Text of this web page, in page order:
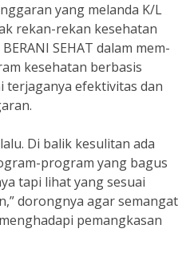
yang melanda K/L
rekan-rekan kesehatan
SEHAT dalam mem-
kesehatan berbasis
terjaganya efektivitas dan
Di balik kesulitan ada
program yang bagus
tapi lihat yang sesuai
dorongnya agar semangat
pemangkasan